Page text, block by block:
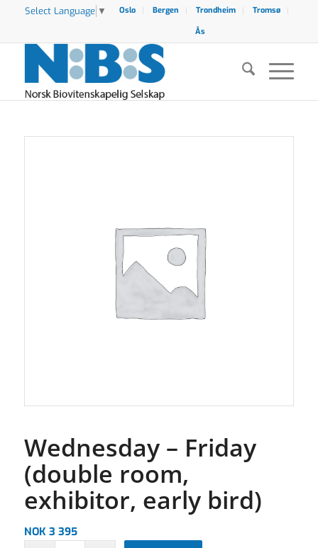
Select Language ▼ Oslo Bergen Trondheim
Tromsø
Ås
Wednesday – Friday
(double room,
exhibitor, early bird)
NOK3 395